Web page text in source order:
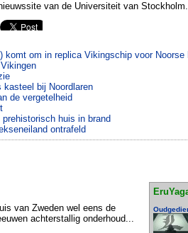
van de Universiteit van Stockholm.
komt om in replica Vikingschip voor Noorse
kasteel bij Noordlaren
de vergetelheid
huis in brand
ontrafeld
van Zweden wel eens de
achterstallig onderhoud...